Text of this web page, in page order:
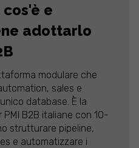
cos'è e
adottarlo
modulare che
sales e
database. È la
B2B italiane con 10-
strutturare pipeline,
e automatizzare i